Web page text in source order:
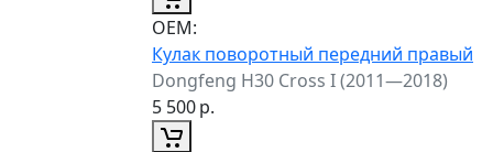
ОЕМ:
Кулак поворотный передний правый
Dongfeng H30 Cross I (2011—2018)
5 500р.